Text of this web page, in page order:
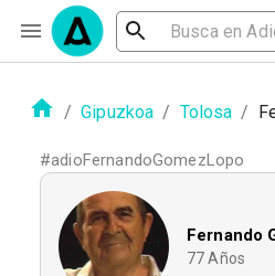
/ Gipuzkoa / Tolosa /
#adioFernandoGomezLopo
Fernando
77 Años